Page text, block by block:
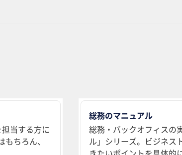
当する方に
ちろん、
総務のマニュアル
総務・バックオフィスの
ル」シリーズ。ビジネス